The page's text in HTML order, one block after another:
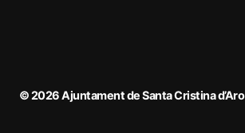
© 2026 Ajuntament de Santa Cristina d’Aro